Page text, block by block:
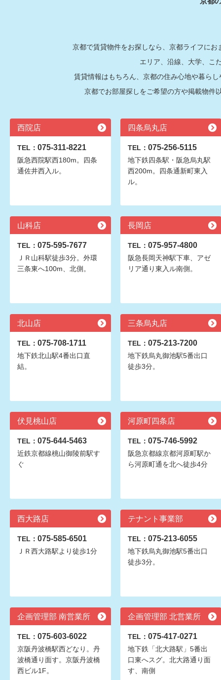
京都で賃貸物件をお探しなら、京都ライフに
エリア、沿線、大学、こ
賃貸情報はもちろん、京都の住み心地や暮ら
京都でお部屋探しをご希望の方や掲載物件
西院店
TEL： 075-311-8221
阪急西院駅西180m。四条
通佐井西入ル。
四条烏丸店
TEL： 075-256-5115
地下鉄四条駅・阪急烏丸駅
西200m。四条通新町東入
ル。
山科店
TEL： 075-595-7677
ＪＲ山科駅徒歩3分。外環
三条東へ100m、北側。
長岡店
TEL： 075-957-4800
阪急長岡天神駅下車、アゼ
リア通り東入ル南側。
北山店
TEL： 075-708-1711
地下鉄北山駅4番出口直
結。
三条烏丸店
TEL： 075-213-7200
地下鉄烏丸御池駅5番出口
徒歩3分。
伏見桃山店
TEL： 075-644-5463
近鉄京都線桃山御陵前駅す
ぐ
河原町四条店
TEL： 075-746-5992
阪急京都線京都河原町駅か
ら河原町通を北へ徒歩4分
西大路店
TEL： 075-585-6501
ＪＲ西大路駅より徒歩1分
テナント事業部
TEL： 075-213-6055
地下鉄烏丸御池駅5番出口
徒歩3分。
企画管理部 南営業所
TEL： 075-603-6022
京阪丹波橋駅西どなり。丹
波橋通り面す。京阪丹波橋
西ビル1F。
企画管理部 北営業所
TEL： 075-417-0271
地下鉄「北大路駅」5番出
口東へスグ。北大路通り面
す、南側